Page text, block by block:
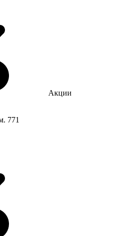
Акции
771